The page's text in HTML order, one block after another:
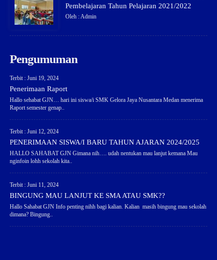
Pembelajaran Tahun Pelajaran 2021/2022
Oleh : Admin
Pengumuman
Terbit : Juni 19, 2024
Penerimaan Raport
Hallo sehabat GJN… hari ini siswa/i SMK Gelora Jaya Nusantara Medan menerima
Raport semester genap..
Terbit : Juni 12, 2024
PENERIMAAN SISWA/I BARU TAHUN AJARAN 2024/2025
HALLO SAHABAT GJN Gimana nih…. udah nentukan mau lanjut kemana Mau
nginfoin lohh sekolah kita..
Terbit : Juni 11, 2024
BINGUNG MAU LANJUT KE SMA ATAU SMK??
Hallo Sahabat GJN Info penting nihh bagi kalian. Kalian masih bingung mau sekolah
dimana? Bingung..